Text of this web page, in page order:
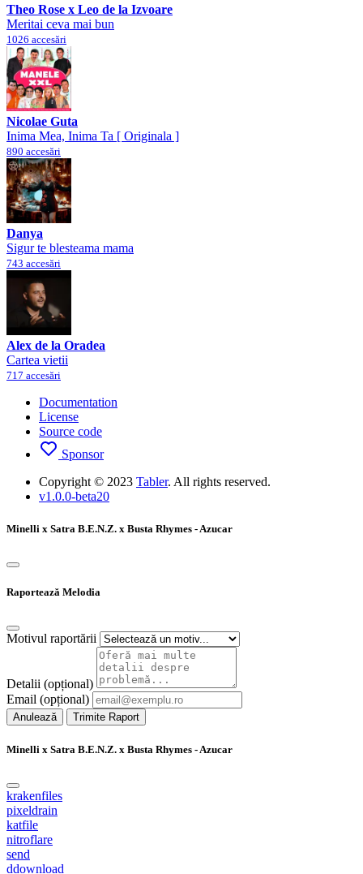
Theo Rose x Leo de la Izvoare
Meritai ceva mai bun
1026 accesări
Nicolae Guta
Inima Mea, Inima Ta [ Originala ]
890 accesări
Danya
Sigur te blesteama mama
743 accesări
Alex de la Oradea
Cartea vietii
717 accesări
Documentation
License
Source code
Sponsor
Copyright © 2023 Tabler. All rights reserved.
v1.0.0-beta20
Minelli x Satra B.E.N.Z. x Busta Rhymes - Azucar
Raportează Melodia
Motivul raportării
Detalii (opțional)
Email (opțional)
Anulează Trimite Raport
Minelli x Satra B.E.N.Z. x Busta Rhymes - Azucar
krakenfiles
pixeldrain
katfile
nitroflare
send
ddownload